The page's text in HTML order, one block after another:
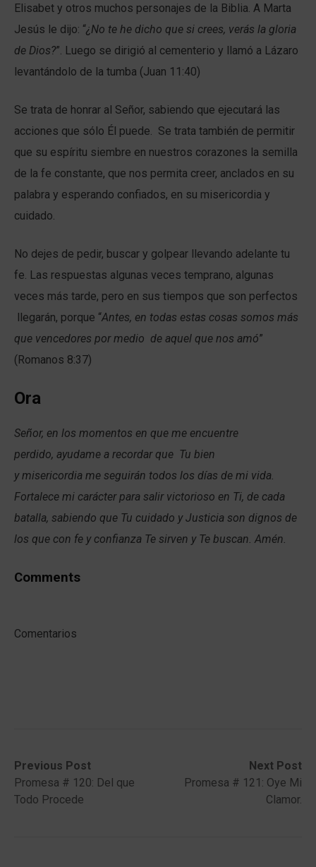
Elisabet y otros muchos personajes de la Biblia. A Marta
Jesús le dijo: “¿No te he dicho que si crees, verás la gloria
de Dios?”. Luego se dirigió al cementerio y llamó a Lázaro
levantándolo de la tumba (Juan 11:40)
Se trata de honrar al Señor, sabiendo que ejecutará las
acciones que sólo Él puede. Se trata también de permitir
que su espíritu siembre en nuestros corazones la semilla
de la fe constante, que nos permita creer, anclados en su
palabra y esperando confiados, en su misericordia y
cuidado.
No dejes de pedir, buscar y golpear llevando adelante tu
fe. Las respuestas algunas veces temprano, algunas
veces más tarde, pero en sus tiempos que son perfectos
llegarán, porque “Antes, en todas estas cosas somos más
que vencedores por medio de aquel que nos amó”
(Romanos 8:37)
Ora
Señor, en los momentos en que me encuentre
perdido, ayudame a recordar que Tu bien
y misericordia me seguirán todos los días de mi vida.
Fortalece mi carácter para salir victorioso en Ti, de cada
batalla, sabiendo que Tu cuidado y Justicia son dignos de
los que con fe y confianza Te sirven y Te buscan. Amén.
Comments
Comentarios
Post
navigation
Previous Post
Previous
post:Promesa # 120: Del que
Todo Procede
Next Post
Next
post:
Promesa # 121: Oye Mi
Clamor.